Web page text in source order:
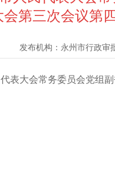
会第三次会议第
发布机构： 永州市行政审
表大会常务委员会党组